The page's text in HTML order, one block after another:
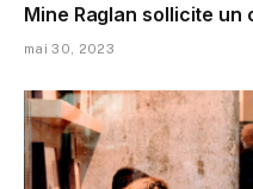
Mine Raglan sollicite
mai 30, 2023